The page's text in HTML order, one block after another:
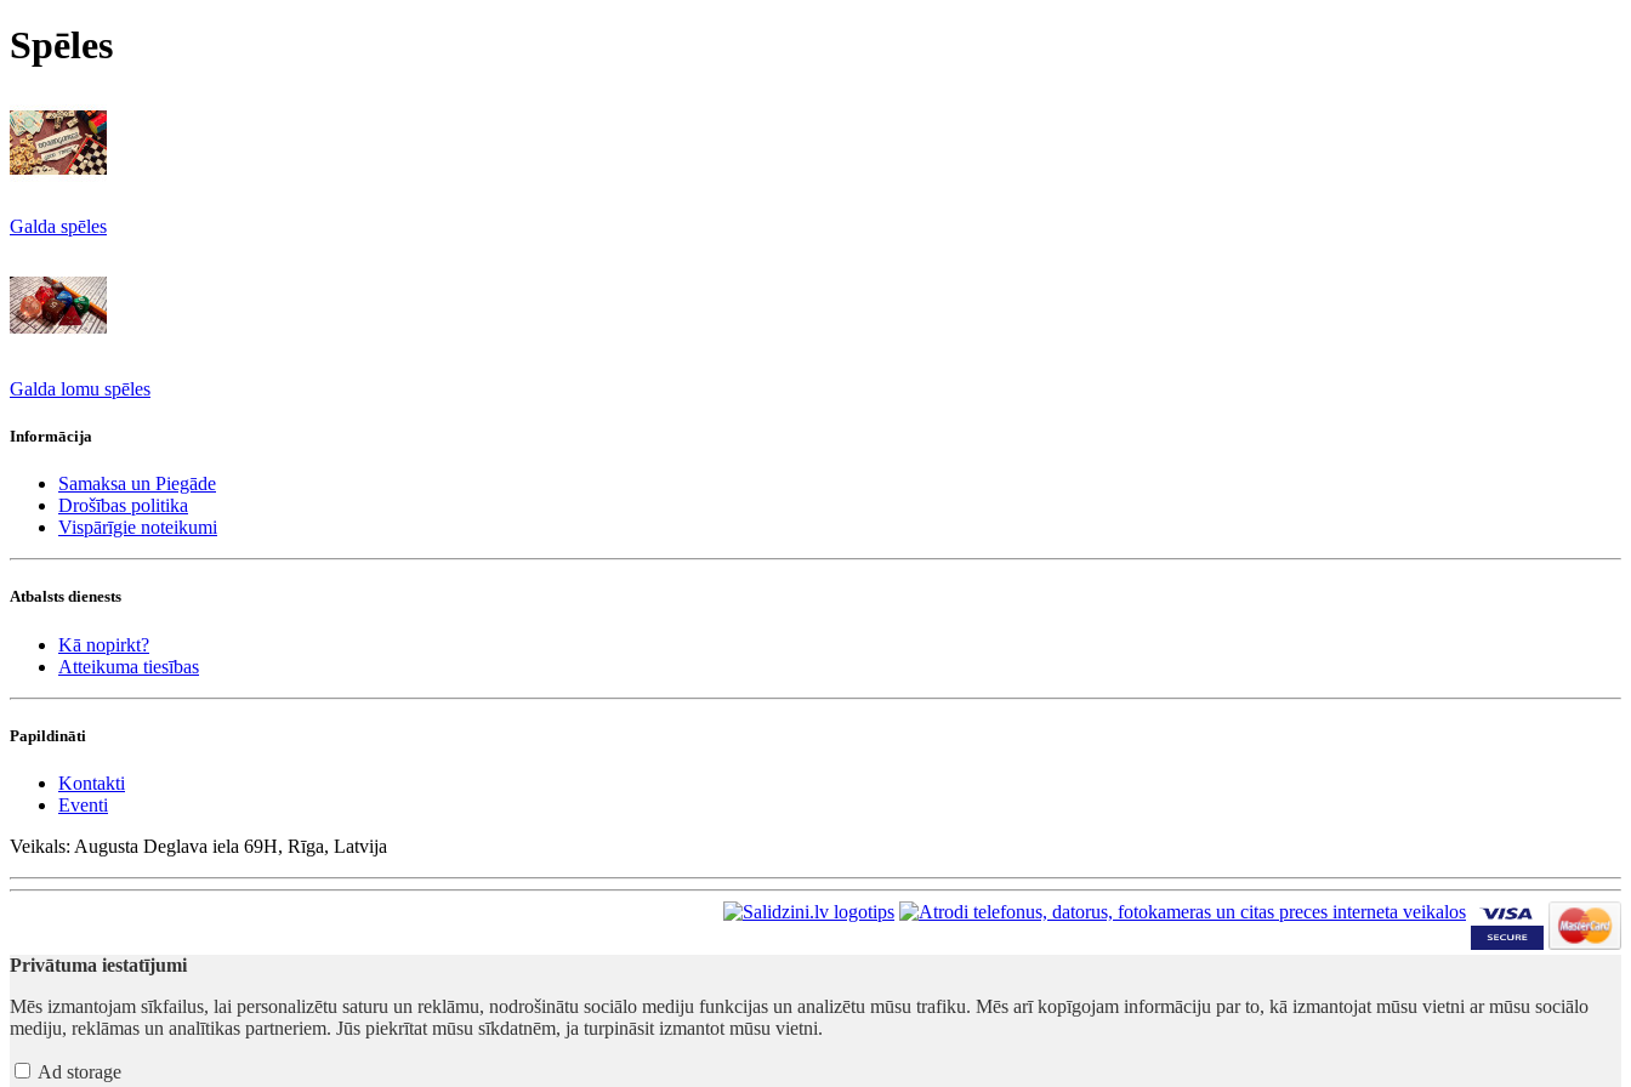
Spēles
Galda spēles
Galda lomu spēles
Informācija
Samaksa un Piegāde
Drošības politika
Vispārīgie noteikumi
Atbalsts dienests
Kā nopirkt?
Atteikuma tiesības
Papildināti
Kontakti
Eventi
Veikals: Augusta Deglava iela 69H, Rīga, Latvija
Privātuma iestatījumi
Mēs izmantojam sīkfailus, lai personalizētu saturu un reklāmu, nodrošinātu sociālo mediju funkcijas un analizētu mūsu trafiku. Mēs arī kopīgojam informāciju par to, kā izmantojat mūsu vietni ar mūsu sociālo
mediju, reklāmas un analītikas partneriem. Jūs piekrītat mūsu sīkdatnēm, ja turpināsit izmantot mūsu vietni.
Ad storage